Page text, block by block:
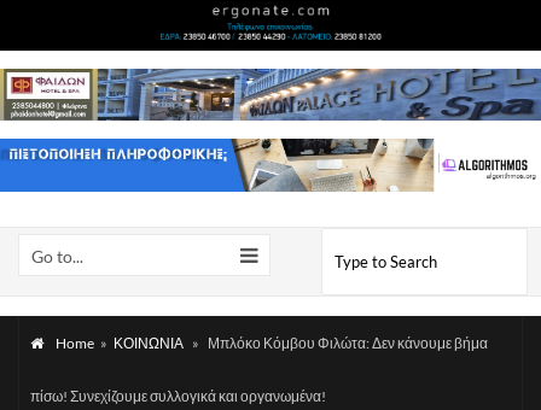
Go to...
Home » ΚΟΙΝΩΝΙΑ » Μπλόκο Κόμβου Φιλώτα: Δεν κάνουμε βήμα
πίσω! Συνεχίζουμε συλλογικά και οργανωμένα!